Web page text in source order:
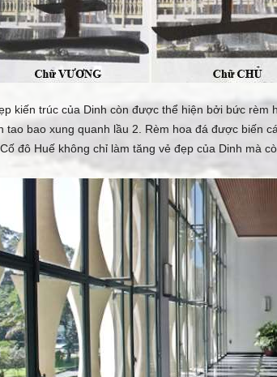
kiến trúc của Dinh còn được thể hiện bởi bức rèm
tao bao xung quanh lầu 2. Rèm hoa đá được biến
đô Huế không chỉ làm tăng vẻ đẹp của Dinh mà